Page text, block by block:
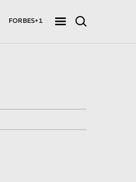
FORBES+1